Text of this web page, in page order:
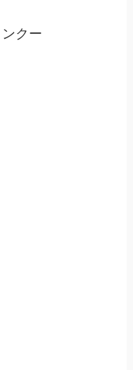
クー